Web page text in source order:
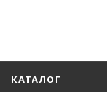
КАТАЛОГ